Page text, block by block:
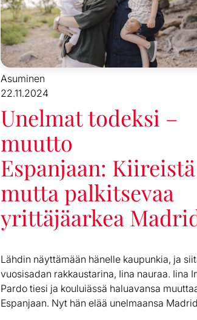
Asuminen
22.11.2024
Unelmat todeksi –
muutto
Espanjaan: Kiireistä
mutta palkitsevaa
yrittäjäarkea
Lähdin näyttämään hänelle kaupunkia, ja
vuosisadan rakkaustarina, Iina nauraa. Iina
Pardo tiesi ja kouluiässä haluavansa
Espanjaan. Nyt hän elää unelmaansa